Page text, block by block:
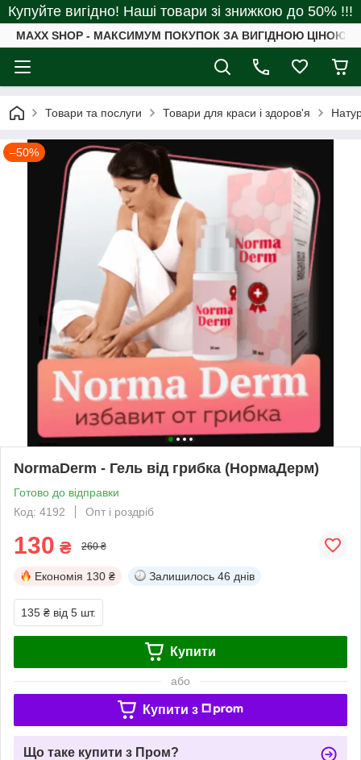
Купуйте вигідно! Наші товари зі знижкою до 50% !!!
MAXX SHOP - МАКСИМУМ ПОКУПОК ЗА ВИГІДНОЮ ЦІНОЮ
Товари та послуги Товари для краси і здоров'я
–50%
NormaDerm - Гель від грибка (НормаДерм)
Готово до відправки
Код: 4192
Опт і роздріб
130 ₴ 260 ₴
Економія 130 ₴ Залишилось 46 днів
135 ₴ від 5 шт.
Купити
або
Купити з
Що таке купити з Пром?